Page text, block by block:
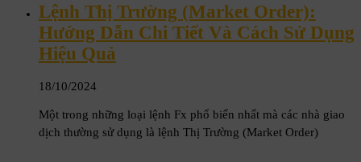
Lệnh Thị Trường (Market Order):
Hướng Dẫn Chi Tiết Và Cách Sử Dụng
Hiệu Quả
18/10/2024
Một trong những loại lệnh Fx phổ biến nhất mà các nhà giao
dịch thường sử dụng là lệnh Thị Trường (Market Order)